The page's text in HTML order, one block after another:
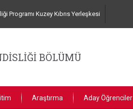
Programı Kuzey Kıbrıs Yerleşkesi
BÖLÜMÜ
Araştırma Aday Öğrenciler